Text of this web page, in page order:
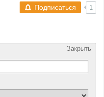
Подписаться 1
Закрыть